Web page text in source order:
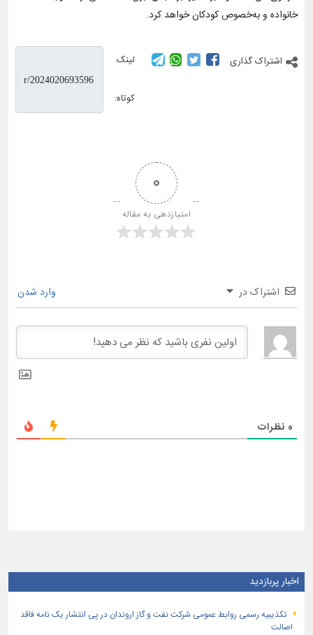
خانواده و به‌خصوص کودکان خواهد کرد.
اشتراک گذاری لینک
کوتاه:
0
امتیازدهی به مقاله
اشتراک در وارد شدن
0 نظرات
اخبار پربازدید
تكذیبیه رسمی روابط عمومی شركت نفت و گاز اروندان در پی انتشار یک نامه فاقد
اصالت